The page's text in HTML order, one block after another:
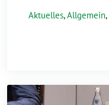
Aktuelles,Allgemein,